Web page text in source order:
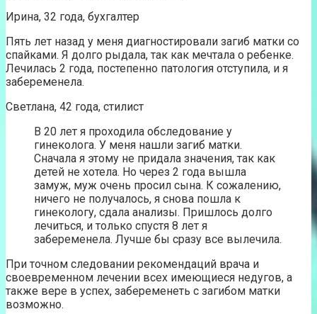
Ирина, 32 года, бухгалтер
Пять лет назад у меня диагностировали загиб матки со
спайками. Я долго рыдала, так как мечтала о ребенке.
Лечилась 2 года, постепенно патология отступила, и я
забеременела.
Светлана, 42 года, стилист
В 20 лет я проходила обследование у
гинеколога. У меня нашли загиб матки.
Сначала я этому не придала значения, так как
детей не хотела. Но через 2 года вышла
замуж, муж очень просил сына. К сожалению,
ничего не получалось, я снова пошла к
гинекологу, сдала анализы. Пришлось долго
лечиться, и только спустя 8 лет я
забеременела. Лучше бы сразу все вылечила.
При точном следовании рекомендаций врача и
своевременном лечении всех имеющиеся недугов, а
также вере в успех, забеременеть с загибом матки
возможно.